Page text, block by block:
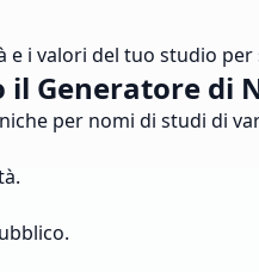
i valori del tuo studio
Generatore di
per nomi di studi di